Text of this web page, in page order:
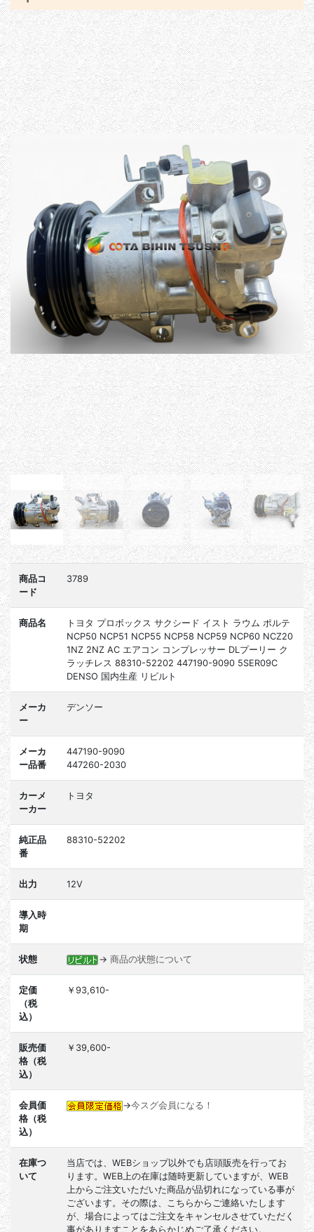
商品コ
ード
3789
商品名
トヨタ プロボックス サクシード イスト ラウム ポルテ
NCP50 NCP51 NCP55 NCP58 NCP59 NCP60 NCZ20
1NZ 2NZ AC エアコン コンプレッサー DLプーリー ク
ラッチレス 88310-52202 447190-9090 5SER09C
DENSO 国内生産 リビルト
メーカ
ー
デンソー
メーカ
ー品番
447190-9090
447260-2030
カーメ
ーカー
トヨタ
純正品
番
88310-52202
出力 12V
導入時
期
状態 → 商品の状態について
定価
（税
込）
￥93,610-
販売価
格（税
込）
￥39,600-
会員価
格（税
込）
→今スグ会員になる！
在庫つ
いて
当店では、WEBショップ以外でも店頭販売を行ってお
ります。WEB上の在庫は随時更新していますが、WEB
上からご注文いただいた商品が品切れになっている事が
ございます。その際は、こちらからご連絡いたします
が、場合によってはご注文をキャンセルさせていただく
事がありますことをあらかじめご了承ください。